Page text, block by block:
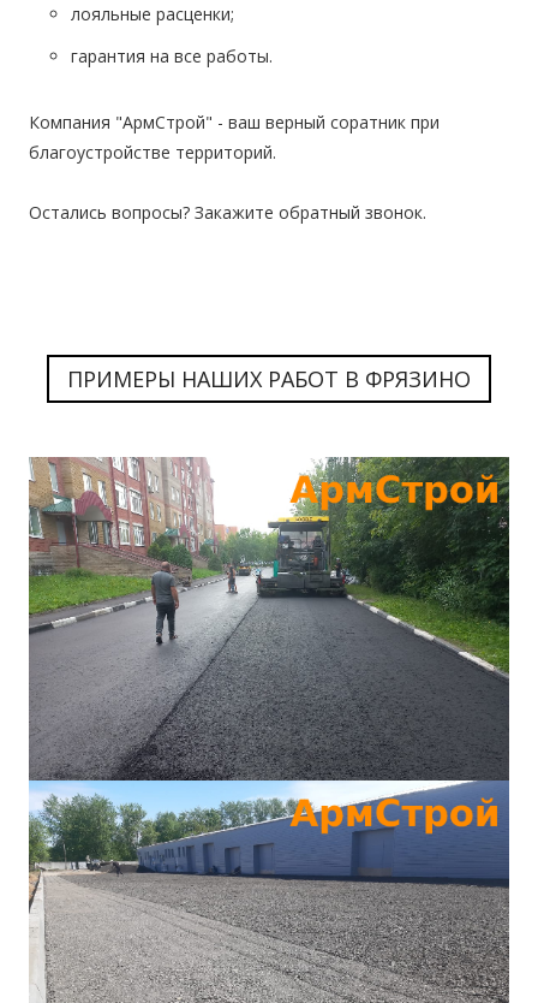
лояльные расценки;
гарантия на все работы.
Компания "АрмСтрой" - ваш верный соратник при
благоустройстве территорий.
Остались вопросы? Закажите обратный звонок.
ПРИМЕРЫ НАШИХ РАБОТ В ФРЯЗИНО